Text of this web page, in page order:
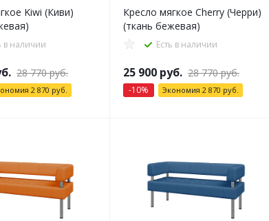
Kiwi (Киви)
в наличии
28 770руб.
2 870 руб.
Кресло мягкое Cherry (Черри)
(ткань бежевая)
Есть в наличии
25 900 руб. 28 770руб.
-10% Экономия 2 870 руб.